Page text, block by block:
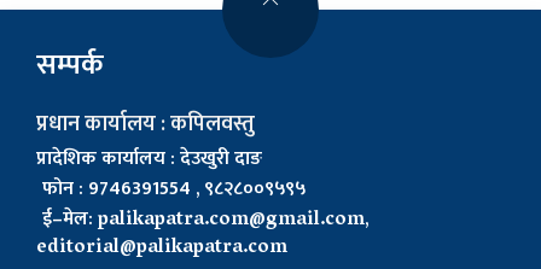
सम्पर्क
प्रधान कार्यालय : कपिलवस्तु
प्रादेशिक कार्यालय : देउखुरी दाङ
फोन : 9746391554 , ९८२८००९५९५
ई–मेल:palikapatra.com@gmail.com,
editorial@palikapatra.com